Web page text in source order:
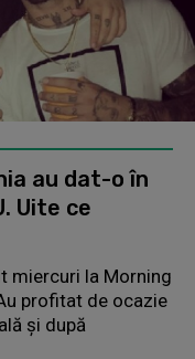
au dat-o în
Uite ce
miercuri la Morning
profitat de ocazie
și după